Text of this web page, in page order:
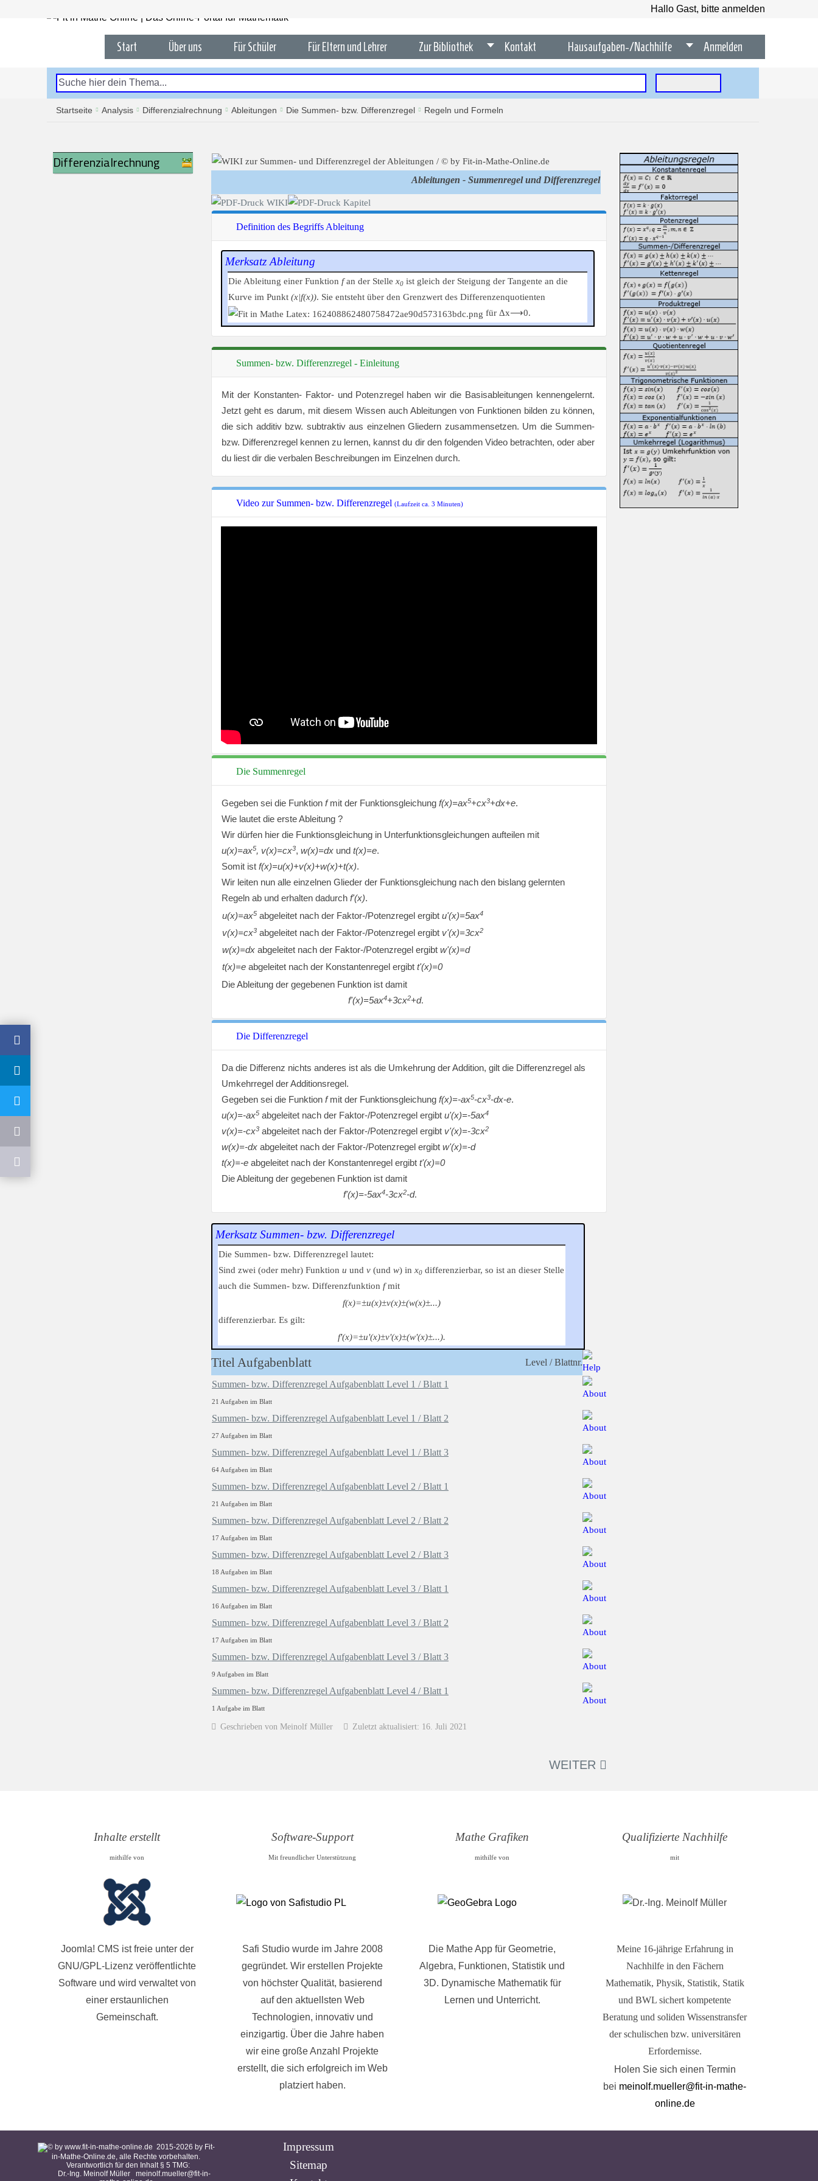
Hallo Gast, bitte anmelden
Start Über uns Für Schüler Für Eltern und Lehrer Zur Bibliothek Kontakt Hausaufgaben-/Nachhilfe Anmelden
Startseite Analysis Differenzialrechnung Ableitungen Die Summen- bzw. Differenzregel Regeln und Formeln
Differenzialrechnung
Ableitungen - Summenregel und Differenzregel
Definition des Begriffs Ableitung
Merksatz Ableitung
Die Ableitung einer Funktion fan der Stelle x0 ist gleich der Steigung der Tangente an die
Kurve im Punkt (x|f(x)). Sie entsteht über den Grenzwert des Differenzenquotienten
für Δx⟶0.
Summen- bzw. Differenzregel - Einleitung
Mit der Konstanten- Faktor- und Potenzregel haben wir die Basisableitungen kennengelernt.
Jetzt geht es darum, mit diesem Wissen auch Ableitungen von Funktionen bilden zu können,
die sich additiv bzw. subtraktiv aus einzelnen Gliedern zusammensetzen. Um die Summen-
bzw. Differenzregel kennen zu lernen, kannst du dir den folgenden Video betrachten, oder aber
du liest dir die verbalen Beschreibungen im Einzelnen durch.
Video zur Summen- bzw. Differenzregel (Laufzeit ca. 3 Minuten)
Die Summenregel
Gegeben sei die Funktion fmit der Funktionsgleichung f(x)=ax5+cx3+dx+e.
Wie lautet die erste Ableitung ?
Wir dürfen hier die Funktionsgleichung in Unterfunktionsgleichungen aufteilen mit
u(x)=ax5, v(x)=cx3, w(x)=dx und t(x)=e.
Somit ist f(x)=u(x)+v(x)+w(x)+t(x).
Wir leiten nun alle einzelnen Glieder der Funktionsgleichung nach den bislang gelernten
Regeln ab und erhalten dadurch f'(x).
u(x)=ax5 abgeleitet nach der Faktor-/Potenzregel ergibt u'(x)=5ax4
v(x)=cx3 abgeleitet nach der Faktor-/Potenzregel ergibt v'(x)=3cx2
w(x)=dx abgeleitet nach der Faktor-/Potenzregel ergibt w'(x)=d
t(x)=e abgeleitet nach der Konstantenregel ergibt t'(x)=0
Die Ableitung der gegebenen Funktion ist damit
f'(x)=5ax4+3cx2+d.
Die Differenzregel
Da die Differenz nichts anderes ist als die Umkehrung der Addition, gilt die Differenzregel als
Umkehrregel der Additionsregel.
Gegeben sei die Funktion fmit der Funktionsgleichung f(x)=-ax5-cx3-dx-e.
u(x)=-ax5 abgeleitet nach der Faktor-/Potenzregel ergibt u'(x)=-5ax4
v(x)=-cx3 abgeleitet nach der Faktor-/Potenzregel ergibt v'(x)=-3cx2
w(x)=-dx abgeleitet nach der Faktor-/Potenzregel ergibt w'(x)=-d
t(x)=-e abgeleitet nach der Konstantenregel ergibt t'(x)=0
Die Ableitung der gegebenen Funktion ist damit
f'(x)=-5ax4-3cx2-d.
Merksatz Summen- bzw. Differenzregel
Die Summen- bzw. Differenzregel lautet:
Sind zwei (oder mehr) Funktion u und v (und w) in x0 differenzierbar, so ist an dieser Stelle
auch die Summen- bzw. Differenzfunktion fmit
f(x)=±u(x)±v(x)±(w(x)±...)
differenzierbar. Es gilt:
f'(x)=±u'(x)±v'(x)±(w'(x)±...).
Titel Aufgabenblatt Level / Blattnr.
Summen- bzw. Differenzregel Aufgabenblatt Level 1 / Blatt 1
21 Aufgaben im Blatt
Summen- bzw. Differenzregel Aufgabenblatt Level 1 / Blatt 2
27 Aufgaben im Blatt
Summen- bzw. Differenzregel Aufgabenblatt Level 1 / Blatt 3
64 Aufgaben im Blatt
Summen- bzw. Differenzregel Aufgabenblatt Level 2 / Blatt 1
21 Aufgaben im Blatt
Summen- bzw. Differenzregel Aufgabenblatt Level 2 / Blatt 2
17 Aufgaben im Blatt
Summen- bzw. Differenzregel Aufgabenblatt Level 2 / Blatt 3
18 Aufgaben im Blatt
Summen- bzw. Differenzregel Aufgabenblatt Level 3 / Blatt 1
16 Aufgaben im Blatt
Summen- bzw. Differenzregel Aufgabenblatt Level 3 / Blatt 2
17 Aufgaben im Blatt
Summen- bzw. Differenzregel Aufgabenblatt Level 3 / Blatt 3
9 Aufgaben im Blatt
Summen- bzw. Differenzregel Aufgabenblatt Level 4 / Blatt 1
1 Aufgabe im Blatt
Geschrieben von Meinolf Müller Zuletzt aktualisiert: 16. Juli 2021
WEITER
Inhalte erstellt
mithilfe von
Joomla! CMS ist freie unter der
GNU/GPL-Lizenz veröffentlichte
Software und wird verwaltet von
einer erstaunlichen
Gemeinschaft.
Software-Support
Mit freundlicher Unterstützung
Safi Studio wurde im Jahre 2008
gegründet. Wir erstellen Projekte
von höchster Qualität, basierend
auf den aktuellsten Web
Technologien, innovativ und
einzigartig. Über die Jahre haben
wir eine große Anzahl Projekte
erstellt, die sich erfolgreich im Web
platziert haben.
Mathe Grafiken
mithilfe von
Die Mathe App für Geometrie,
Algebra, Funktionen, Statistik und
3D. Dynamische Mathematik für
Lernen und Unterricht.
Qualifizierte Nachhilfe
mit
Meine 16-jährige Erfahrung in
Nachhilfe in den Fächern
Mathematik, Physik, Statistik, Statik
und BWL sichert kompetente
Beratung und soliden Wissenstransfer
der schulischen bzw. universitären
Erfordernisse.
Holen Sie sich einen Termin
bei meinolf.mueller@fit-in-mathe-
online.de
2015-2026 by Fit-
in-Mathe-Online.de, alle Rechte vorbehalten.
Verantwortlich für den Inhalt § 5 TMG:
Dr.-Ing. Meinolf Müller meinolf.mueller@fit-in-
Impressum
Sitemap